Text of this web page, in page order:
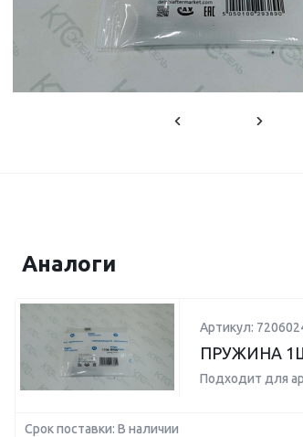
Аналоги
Артикул:
ПРУЖИНА
Подходит для
Срок поставки: В наличии